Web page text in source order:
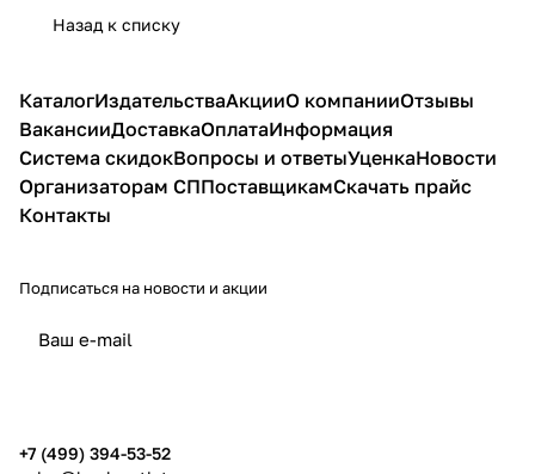
Назад к списку
КаталогИздательстваАкцииО компанииОтзывы
ВакансииДоставкаОплатаИнформация
Система скидокВопросы и ответыУценкаНовости
Организаторам СППоставщикамСкачать прайс
Контакты
Подписаться на новости и акции
+7 (499) 394-53-52